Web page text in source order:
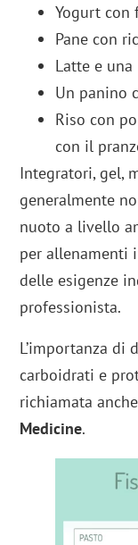
Yogurt con
Pane con
Latte e una
Un panino
Riso con
con il
Integratori, gel,
generalmente
nuoto a livello
per allenamenti
delle esigenze
professionista.
L’importanza di
carboidrati e
richiamata
Medicine.